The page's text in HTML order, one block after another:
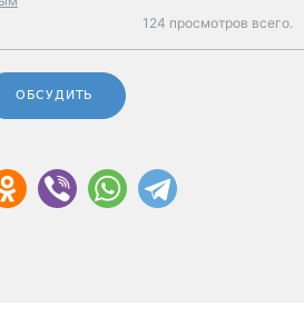
124 просмотров всего.
ОБСУДИТЬ